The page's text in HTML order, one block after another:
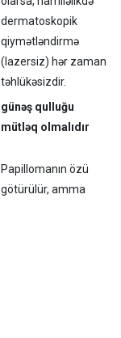
dermatoskopik
qiymətləndirmə
(lazersiz) hər zaman
təhlükəsizdir.
günəş qulluğu
mütləq olmalıdır
Papillomanın özü
götürülür, amma